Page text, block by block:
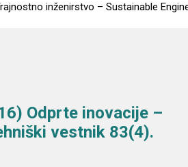
inženirstvo – Sustainable
Odprte inovacije –
vestnik 83(4).